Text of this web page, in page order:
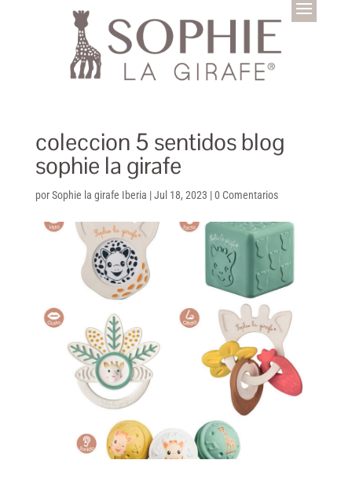
coleccion 5 sentidos blog
sophie la girafe
porSophie la girafe Iberia |Jul 18, 2023 |0 Comentarios